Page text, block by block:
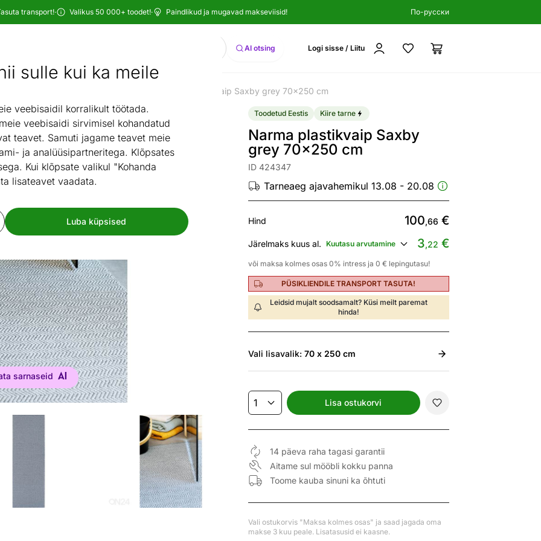
sulle kui ka meile
veebisaidil korralikult töötada.
veebisaidi sirvimisel kohandatud
teavet. Samuti jagame teavet meie
ja analüüsipartneritega. Klõpsates
Kui klõpsate valikul "Kohanda
lisateavet vaadata.
Luba küpsised
transport!· Valikus 50 000+ toodet!· Paindlikud ja mugavad makseviisid! По-русски
Otsi AI otsing Logi sisse / Liitu
Narma plastikvaip Saxby grey 70x250 cm
sarnaseid
Toodetud Eestis Kiire tarne
Narma plastikvaip Saxby
grey 70x250 cm
ID 424347
Tarneaeg ajavahemikul 13.08 - 20.08
Hind 100,66 €
Järelmaks kuus al. Kuutasu arvutamine 3,22 €
või maksa kolmes osas 0% intress ja 0 € lepingutasu!
PÜSIKLIENDILE TRANSPORT TASUTA!
Leidsid mujalt soodsamalt? Küsi meilt paremat
hinda!
Vali lisavalik: 70 x 250 cm
Lisa ostukorvi
14 päeva raha tagasi garantii
Aitame sul mööbli kokku panna
Toome kauba sinuni ka õhtuti
Vali ostukorvis "Maksa kolmes osas" ja saad jagada oma
makse 3 kuu peale. Lisatasusid ei kaasne.